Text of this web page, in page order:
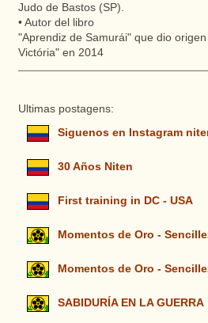
Judo de Bastos (SP).
• Autor del libro
"Aprendiz de Samurái" que dio
Victória" en 2014
Ultimas postagens:
Siguenos en Instagram
30 Años Niten
First training in DC - USA
Momentos de Oro -
Momentos de Oro -
SABIDURÍA EN LA GUERRA